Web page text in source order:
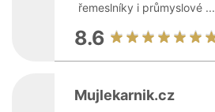
řemeslníky i průmyslové ...
8.6
Mujlekarnik.cz